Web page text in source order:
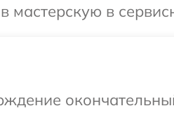
мастерскую в